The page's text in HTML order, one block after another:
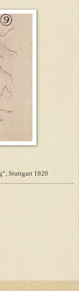
Stuttgart 1920